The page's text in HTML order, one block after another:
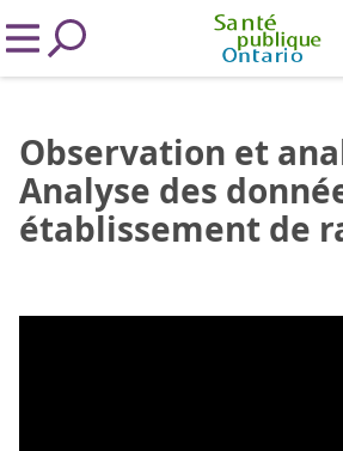
Observation et
Analyse des
établissement de